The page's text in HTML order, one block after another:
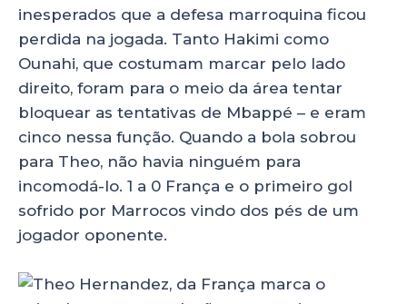
inesperados que a defesa marroquina ficou
perdida na jogada. Tanto Hakimi como
Ounahi, que costumam marcar pelo lado
direito, foram para o meio da área tentar
bloquear as tentativas de Mbappé – e eram
cinco nessa função. Quando a bola sobrou
para Theo, não havia ninguém para
incomodá-lo. 1 a 0 França e o primeiro gol
sofrido por Marrocos vindo dos pés de um
jogador oponente.